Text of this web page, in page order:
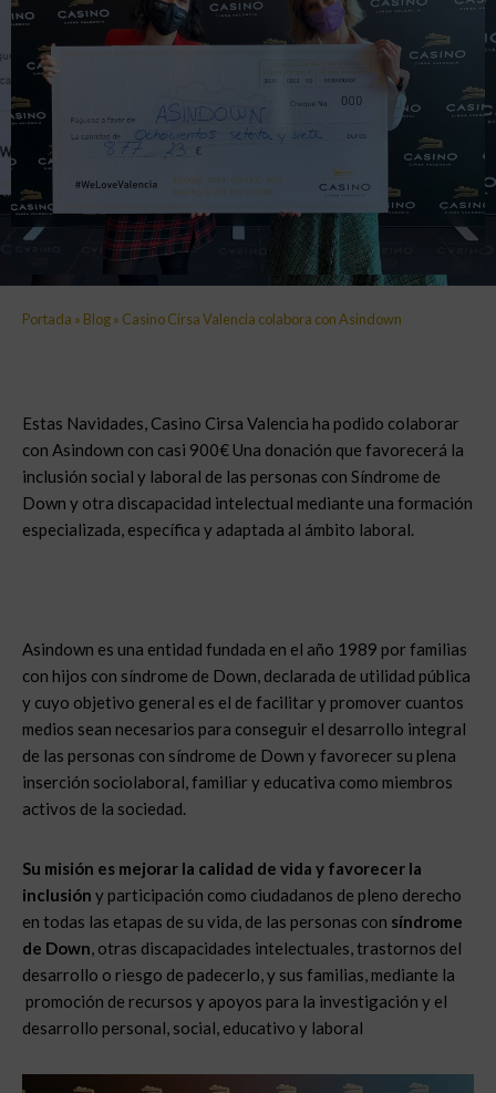
Portada » Blog» Casino Cirsa Valencia colabora con Asindown
Estas Navidades, Casino Cirsa Valencia ha podido colaborar
con Asindown con casi 900€ Una donación que favorecerá la
inclusión social y laboral de las personas con Síndrome de
Down y otra discapacidad intelectual mediante una formación
especializada, específica y adaptada al ámbito laboral.
Asindown es una entidad fundada en el año 1989 por familias
con hijos con síndrome de Down, declarada de utilidad pública
y cuyo objetivo general es el de facilitar y promover cuantos
medios sean necesarios para conseguir el desarrollo integral
de las personas con síndrome de Down y favorecer su plena
inserción sociolaboral, familiar y educativa como miembros
activos de la sociedad.
Su misión es mejorar la calidad de vida y favorecer la
inclusión y participación como ciudadanos de pleno derecho
en todas las etapas de su vida, de las personas con síndrome
de Down, otras discapacidades intelectuales, trastornos del
desarrollo o riesgo de padecerlo, y sus familias, mediante la
promoción de recursos y apoyos para la investigación y el
desarrollo personal, social, educativo y laboral